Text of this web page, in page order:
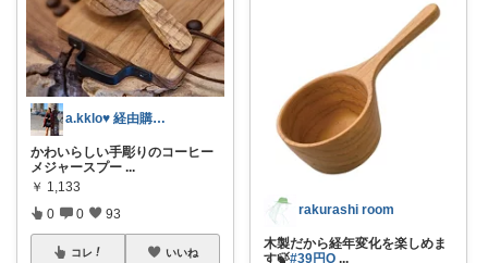
a.kklo♥ 経由購入感謝です💕
かわいらしい手彫りのコーヒー
メジャースプー ...
￥ 1,133
0 0 93
コレ いいね
rakurashi room
木製だから経年変化を楽しめま
す🍃#39円O ...